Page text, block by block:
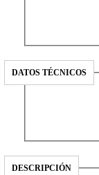
DATOS TÉCNICOS
DESCRIPCIÓN